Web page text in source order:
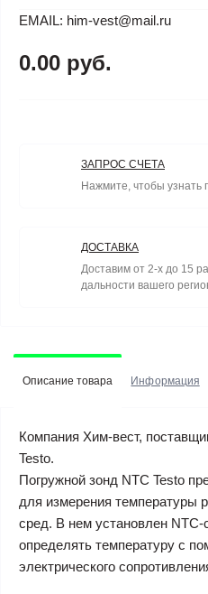
EMAIL: him-vest@mail.ru
0.00 руб.
ЗАПРОС СЧЕТА
Нажмите, чтобы узнать
ДОСТАВКА
Доставим от 2-х до 15
дальности вашего
Описание товара Информация
Компания Хим-вест,
Testo.
Погружной зонд NTC Testo
для измерения температуры
сред. В нем установлен NTC-
определять температуру с
электрического